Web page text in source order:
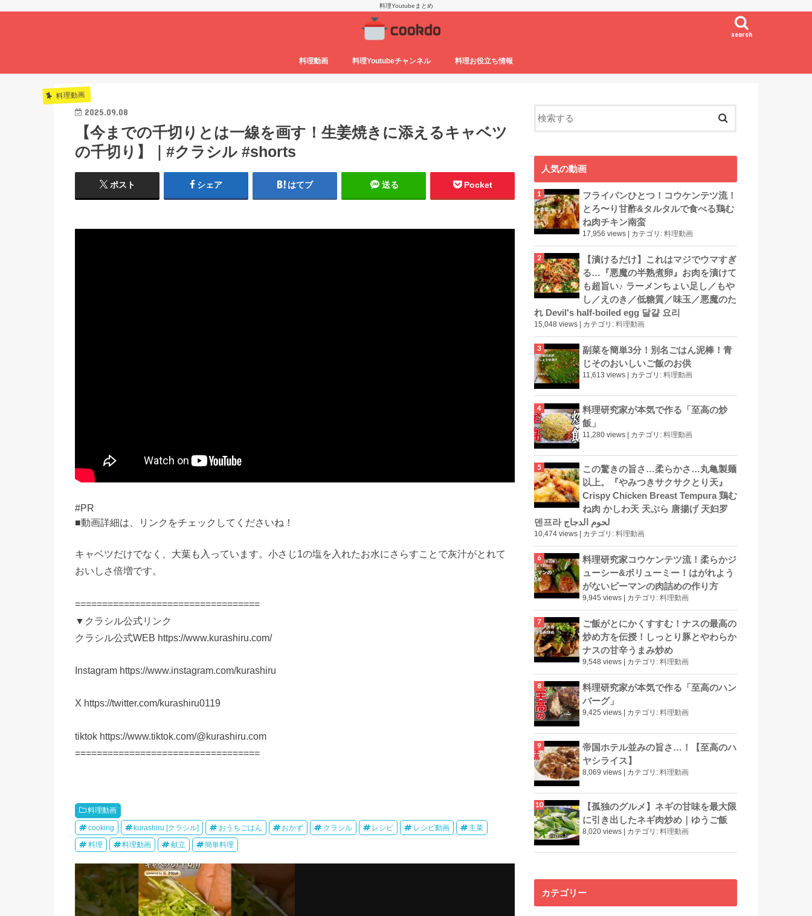
料理Youtubeまとめ
search
料理動画 料理Youtubeチャンネル 料理お役立ち情報
料理動画
2025.09.08
【今までの千切りとは一線を画す！生姜焼きに添えるキャベツ
の千切り】｜#クラシル #shorts
ポスト シェア はてブ 送る Pocket
#PR
■動画詳細は、リンクをチェックしてくださいね！
キャベツだけでなく、大葉も入っています。小さじ1の塩を入れたお水にさらすことで灰汁がとれて
おいしさ倍増です。
==================================
▼クラシル公式リンク
クラシル公式WEB https://www.kurashiru.com/
Instagram https://www.instagram.com/kurashiru
X https://twitter.com/kurashiru0119
tiktok https://www.tiktok.com/@kurashiru.com
==================================
料理動画
cooking kurashiru [クラシル] おうちごはん おかず クラシル レシピ レシピ動画 主菜
料理 料理動画 献立 簡単料理
人気の動画
フライパンひとつ！コウケンテツ流！
とろ〜り甘酢&タルタルで食べる鶏む
ね肉チキン南蛮
17,956 views | カテゴリ: 料理動画
【漬けるだけ】これはマジでウマすぎ
る…『悪魔の半熟煮卵』お肉を漬けて
も超旨い♪ ラーメンちょい足し／もや
し／えのき／低糖質／味玉／悪魔のた
れ Devil's half-boiled egg 달걀 요리
15,048 views カテゴリ: 料理動画
副菜を簡単3分！別名ごはん泥棒！青
じそのおいしいご飯のお供
11,613 views カテゴリ: 料理動画
料理研究家が本気で作る「至高の炒
飯」
11,280 views | カテゴリ: 料理動画
この驚きの旨さ…柔らかさ…丸亀製麺
以上。『やみつきサクサクとり天』
Crispy Chicken Breast Tempura 鶏む
ね肉 かしわ天 天ぷら 唐揚げ 天妇罗
덴프라 لحوم الدجاج
10,474 views | カテゴリ: 料理動画
料理研究家コウケンテツ流！柔らかジ
ューシー&ボリューミー！はがれよう
がないピーマンの肉詰めの作り方
9,945 views カテゴリ: 料理動画
ご飯がとにかくすすむ！ナスの最高の
炒め方を伝授！しっとり豚とやわらか
ナスの甘辛うまみ炒め
9,548 views カテゴリ: 料理動画
料理研究家が本気で作る「至高のハン
バーグ」
9,425 views カテゴリ: 料理動画
帝国ホテル並みの旨さ…！【至高のハ
ヤシライス】
8,069 views | カテゴリ: 料理動画
【孤独のグルメ】ネギの甘味を最大限
に引き出したネギ肉炒め｜ゆうご飯
8,020 views | カテゴリ: 料理動画
カテゴリー